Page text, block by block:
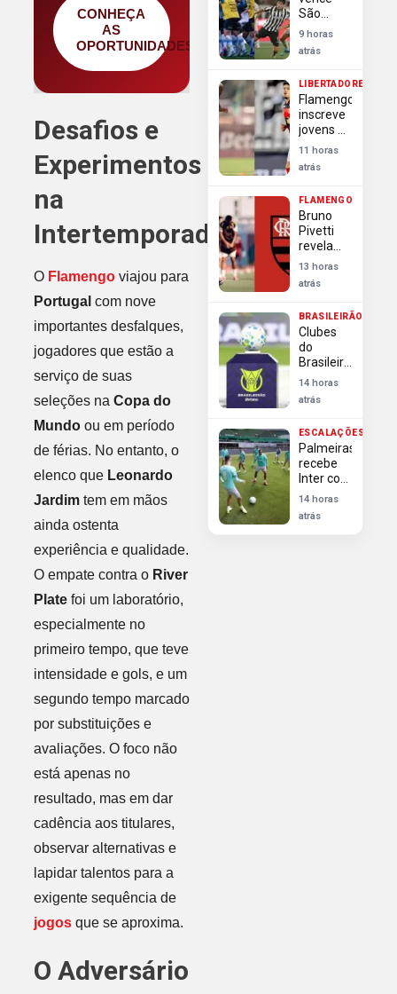
CONHEÇA
AS
OPORTUNIDADES
Desafios e
Experimentos
na
Intertemporada
O Flamengoviajou para
Portugal com nove
importantes desfalques,
jogadores que estão a
serviço de suas
seleções na Copa do
Mundoou em período
de férias. No entanto, o
elenco que Leonardo
Jardimtem em mãos
ainda ostenta
experiência e qualidade.
O empate contra o River
Platefoi um laboratório,
especialmente no
primeiro tempo, que teve
intensidade e gols, e um
segundo tempo marcado
por substituições e
avaliações. O foco não
está apenas no
resultado, mas em dar
cadência aos titulares,
observar alternativas e
lapidar talentos para a
exigente sequência de
jogosque se aproxima.
O Adversário
São
Paulo,
Botafogo
e
empatam
pela 22ª
rodada
do
Brasileirão
9 horas
atrás
LIBERTADORES
Flamengo
inscreve
jovens e
muda
lista para
oitavas
Libertadores
11 horas
atrás
FLAMENGO
Bruno
Pivetti
revela
desorganização
do
Flamengo
planejamento
do
Carioca
13 horas
atrás
BRASILEIRÃO
Clubes
do
Brasileirão
aproveitam
Dia dos
Pais para
faturar
14 horas
atrás
ESCALAÇÕES
Palmeiras
recebe
Inter com
Barboza
e sem
Gustavo
14 horas
atrás